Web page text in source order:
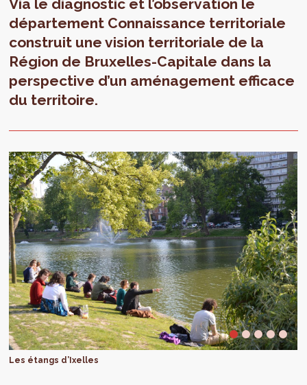
Via le diagnostic et l’observation le
département Connaissance territoriale
construit une vision territoriale de la
Région de Bruxelles-Capitale dans la
perspective d’un aménagement efficace
du territoire.
Les étangs d’Ixelles